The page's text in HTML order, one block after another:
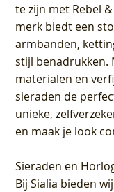
te zijn met Rebel
merk biedt een
armbanden,
stijl benadrukken.
materialen en
sieraden de
unieke,
en maak je look
Sieraden en
Bij Sialia bieden